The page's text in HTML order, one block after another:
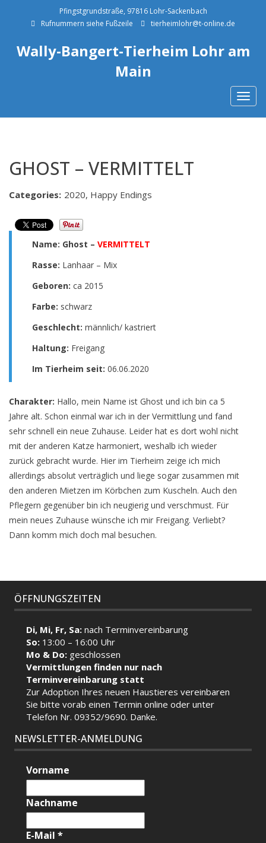
Pfingstgrundstraße, 97816 Lohr-Sackenbach
Rufnummern siehe Fußzeile
tierheimlohr@t-online.de
Wally-Bangert-Tierheim Lohr am
Main
GHOST – VERMITTELT
Categories: 2020, Happy Endings
Name: Ghost – VERMITTELT
Rasse: Lanhaar – Mix
Geboren: ca 2015
Farbe: schwarz
Geschlecht: männlich/ kastriert
Haltung: Freigang
Im Tierheim seit: 06.06.2020
Charakter: Hallo, mein Name ist Ghost und ich bin ca 5
Jahre alt. Schon einmal war ich in der Vermittlung und fand
sehr schnell ein neue Zuhause. Leider hat es dort wohl nicht
mit der anderen Katze harmoniert, weshalb ich wieder
zurück gebracht wurde. Hier im Tierheim zeige ich mich
allerdings absolut verträglich und liege sogar zusammen mit
den anderen Mietzen im Körbchen zum Kuscheln. Auch den
Pflegern gegenüber bin ich neugierig und verschmust. Für
mein neues Zuhause wünsche ich mir Freigang. Verliebt?
Dann komm mich doch mal besuchen.
ÖFFNUNGSZEITEN
Di, Mi, Fr, Sa:nach Terminvereinbarung
So: 13:00 – 16:00 Uhr
Mo & Do: geschlossen
Vermittlungen finden nur nach
Terminvereinbarung statt
Zur Adoption Ihres neuen Haustieres vereinbaren
Sie bitte vorab einen Terminonline oder unter
Telefon Nr. 09352/9690. Danke.
NEWSLETTER-ANMELDUNG
Vorname
Nachname
E-Mail*